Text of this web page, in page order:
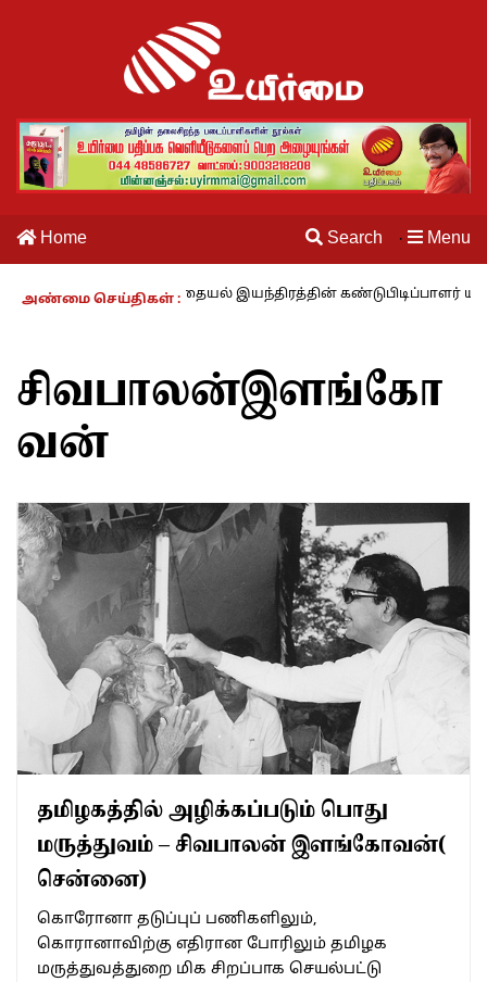
Home Search · Menu
அண்மை செய்திகள் :
காலம் – 27 : தையல் இயந்திரத்தின் கண்டுபிடிப்பாளர் யார்? -
சிவபாலன்இளங்கோ
வன்
தமிழகத்தில் அழிக்கப்படும் பொது
மருத்துவம் – சிவபாலன் இளங்கோவன்(
சென்னை)
கொரோனா தடுப்புப் பணிகளிலும்,
கொரானாவிற்கு எதிரான போரிலும் தமிழக
மருத்துவத்துறை மிக சிறப்பாக செயல்பட்டு